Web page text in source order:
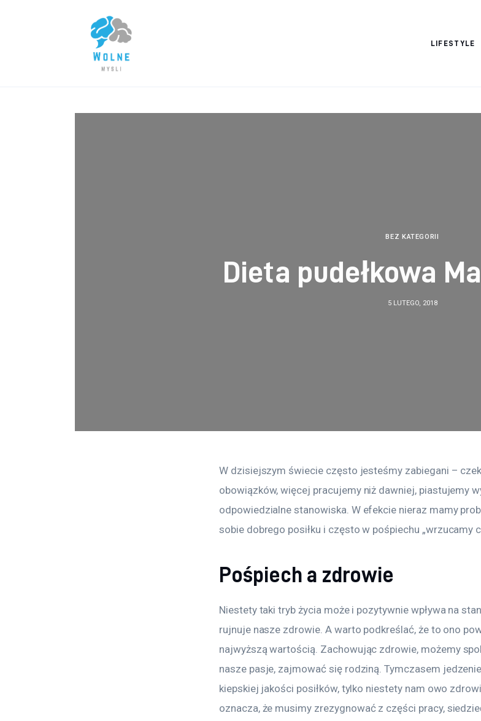
LIFESTYLE
Vacation Dreams
BEZ KATEGORII
Dieta pudełkowa
5 LUTEGO, 2018
W dzisiejszym świecie często jesteśmy zabiegani –
obowiązków, więcej pracujemy niż dawniej, piastujemy
odpowiedzialne stanowiska. W efekcie nieraz mamy
sobie dobrego posiłku i często w pośpiechu „wrzucamy
Pośpiech a zdrowie
Niestety taki tryb życia może i pozytywnie wpływa na
rujnuje nasze zdrowie. A warto podkreślać, że to ono
najwyższą wartością. Zachowując zdrowie, możemy
nasze pasje, zajmować się rodziną. Tymczasem
kiepskiej jakości posiłków, tylko niestety nam owo
oznacza, że musimy zrezygnować z części pracy,